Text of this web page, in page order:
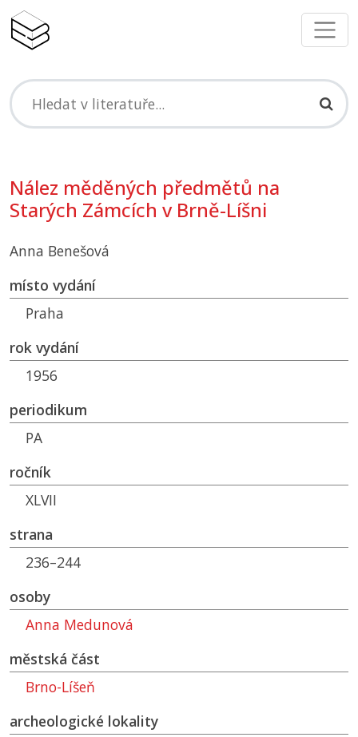
Nález měděných předmětů na
Starých Zámcích v Brně-Líšni
Anna Benešová
místo vydání
Praha
rok vydání
1956
periodikum
PA
ročník
XLVII
strana
236–244
osoby
Anna Medunová
městská část
Brno-Líšeň
archeologické lokality